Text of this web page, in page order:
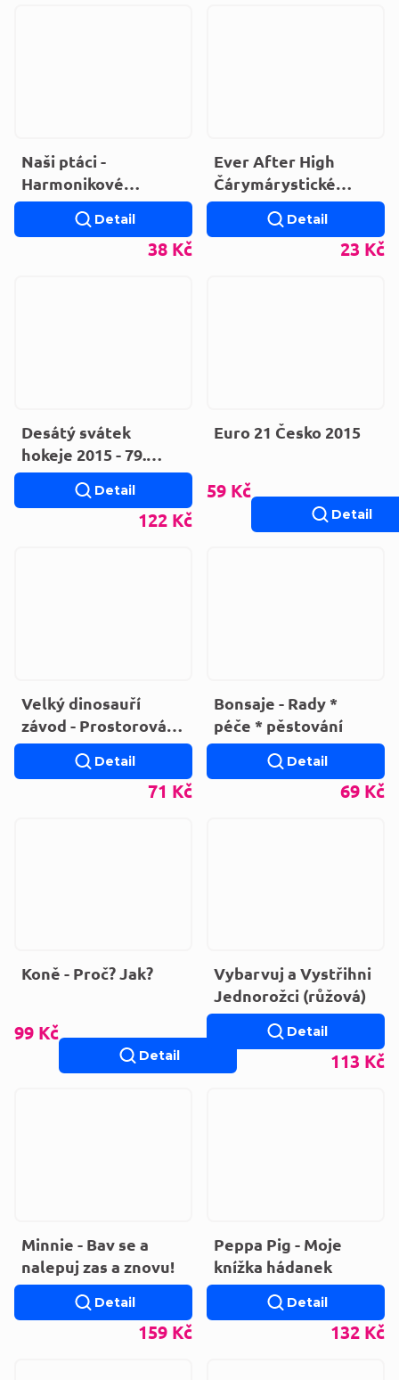
Naši ptáci -
Harmonikové
leporelo
38 Kč
Detail
Ever After High
Čárymárystické
hádanky
23 Kč
Detail
Desátý svátek
hokeje 2015 - 79.
mistrovství světa
Praha/Ostrava
122 Kč
Detail
Euro 21 Česko 2015
59 Kč
Detail
Velký dinosauří
závod - Prostorová
kniha
71 Kč
Detail
Bonsaje - Rady *
péče * pěstování
69 Kč
Detail
Koně - Proč? Jak?
99 Kč
Detail
Vybarvuj a Vystřihni
Jednorožci (růžová)
113 Kč
Detail
Minnie - Bav se a
nalepuj zas a znovu!
159 Kč
Detail
Peppa Pig - Moje
knížka hádanek
132 Kč
Detail